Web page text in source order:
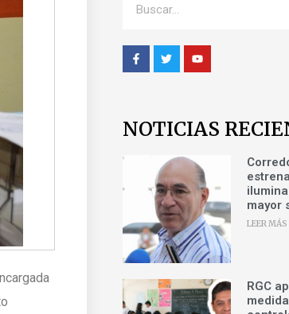
NOTICIAS
estrena
mayor
LEER MÁS
RGC